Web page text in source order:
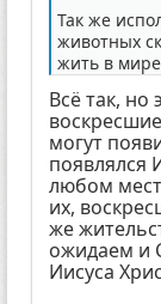
Так же
животных
жить в
Всё так, но
могут
появлялся
любом
их,
же
ожидаем и
Иисуса